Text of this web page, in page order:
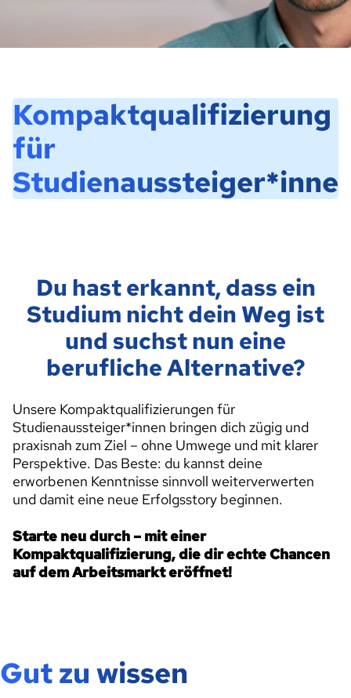
Kompaktqualifizierung
für
Du hast erkannt, dass ein
Studium nicht dein Weg ist
und suchst nun eine
berufliche Alternative?
Unsere Kompaktqualifizierungen für
Studienaussteiger*innen bringen dich zügig und
praxisnah zum Ziel – ohne Umwege und mit klarer
Perspektive. Das Beste: du kannst deine
erworbenen Kenntnisse sinnvoll weiterverwerten
und damit eine neue Erfolgsstory beginnen.
Starte neu durch – mit einer
Kompaktqualifizierung, die dir echte Chancen
auf dem Arbeitsmarkt eröffnet!
Gut zu wissen